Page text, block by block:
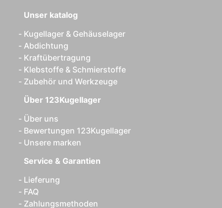
Unser katalog
Kugellager & Gehäuselager
Abdichtung
Kraftübertragung
Klebstoffe & Schmierstoffe
Zubehör und Werkzeuge
Über 123Kugellager
Über uns
Bewertungen 123Kugellager
Unsere marken
Service & Garantien
Lieferung
FAQ
Zahlungsmethoden